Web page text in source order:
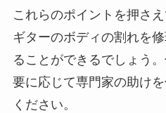
これらのポイントを押さ
ギターのボディの割れを
ることができるでしょう
要に応じて専門家の助け
ください。